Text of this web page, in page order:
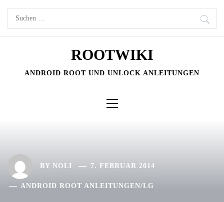
Skip
Suchen
nach:
ROOTWIKI
ANDROID ROOT UND UNLOCK ANLEITUNGEN
Menu
BY NOLI 7. FEBRUAR 2014
ANDROID ROOT ANLEITUNGEN/LG